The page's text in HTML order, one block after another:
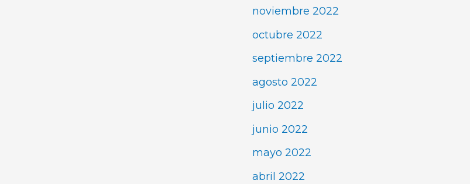
noviembre 2022
octubre 2022
septiembre 2022
agosto 2022
julio 2022
junio 2022
mayo 2022
abril 2022